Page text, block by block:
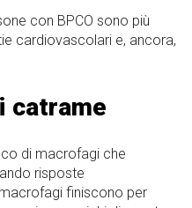
con BPCO sono più
cardiovascolari e, ancora,
catrame
di macrofagi che
risposte
finiscono per